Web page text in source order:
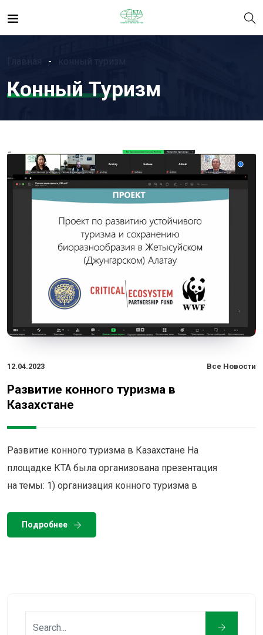
конный туризм
Конный Туризм
12.04.2023 Все Новости
Развитие конного туризма в
Казахстане
Развитие конного туризма в Казахстане На
площадке КТА была организована презентация
на темы: 1) организация конного туризма в
Подробнее